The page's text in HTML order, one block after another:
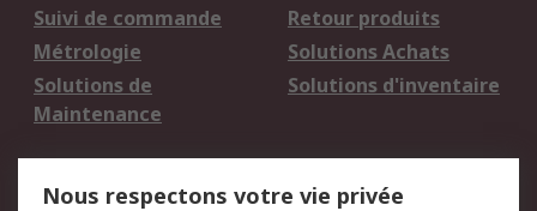
Suivi de commande
Retour produits
Métrologie
Solutions Achats
Solutions de
Maintenance
Solutions d'inventaire
Nous respectons votre vie privée